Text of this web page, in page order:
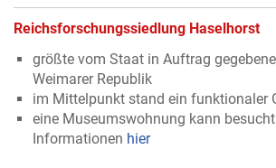
Reichsforschungssiedlung Haselhorst
größte vom Staat in Auftrag
Weimarer Republik
im Mittelpunkt stand ein funktionaler
eine Museumswohnung kann
Informationen hier